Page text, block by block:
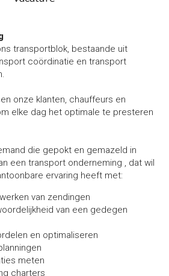
transportblok, bestaande uit
coördinatie en transport
onze klanten, chauffeurs en
elke dag het optimale te presteren
die gepokt en gemazeld in
een transport onderneming , dat wil
ervaring heeft met:
van zendingen
van een gedegen
en optimaliseren
meten
charters